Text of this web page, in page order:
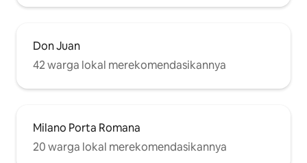
Don Juan
42 warga lokal merekomendasikannya
Milano Porta Romana
20 warga lokal merekomendasikannya